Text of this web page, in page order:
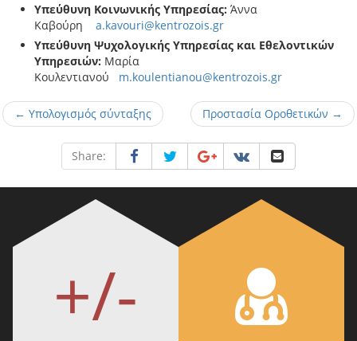
Υπεύθυνη Κοινωνικής Υπηρεσίας: Άννα
Καβούρη a.kavouri@kentrozois.gr
Υπεύθυνη Ψυχολογικής Υπηρεσίας και Εθελοντικών
Υπηρεσιών: Μαρία
Κουλεντιανού m.koulentianou@kentrozois.gr
← Υπολογισμός σύνταξης Προστασία Οροθετικών →
Share:
+/-